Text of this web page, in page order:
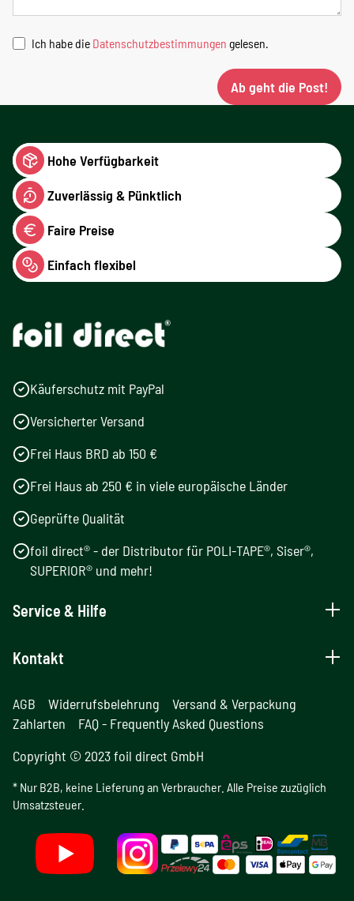
Ich habe die Datenschutzbestimmungen gelesen.
Ab geht die Post!
Hohe Verfügbarkeit
Zuverlässig & Pünktlich
Faire Preise
Einfach flexibel
Käuferschutz mit PayPal
Versicherter Versand
Frei Haus BRD ab 150 €
Frei Haus ab 250 € in viele europäische Länder
Geprüfte Qualität
foil direct® - der Distributor für POLI-TAPE®, Siser®,
SUPERIOR® und mehr!
Service & Hilfe
Kontakt
AGB Widerrufsbelehrung
Versand & Verpackung
Zahlarten
FAQ - Frequently Asked Questions
Copyright © 2023 foil direct GmbH
* Nur B2B, keine Lieferung an Verbraucher. Alle Preise zuzüglich
Umsatzsteuer.